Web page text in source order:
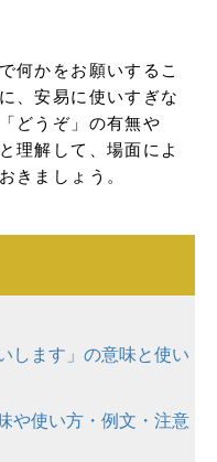
何かをお願いするこ
、安易に使いすぎな
どうぞ」の有無や
理解して、場面によ
きましょう。
します」の意味と使い
や使い方・例文・注意